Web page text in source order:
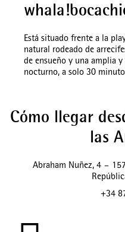
Está situado frente a la
natural rodeado de
de ensueño y una amplia
nocturno, a solo 30
Cómo llegar
las
Abraham Nuñez, 4 –
+34